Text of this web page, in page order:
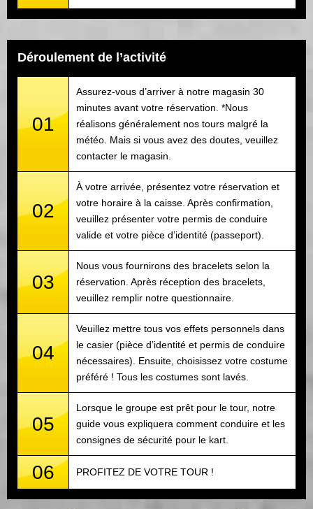
Déroulement de l’activité
01
Assurez-vous d’arriver à notre magasin 30
minutes avant votre réservation. *Nous
réalisons généralement nos tours malgré la
météo. Mais si vous avez des doutes, veuillez
contacter le magasin.
02
À votre arrivée, présentez votre réservation et
votre horaire à la caisse. Après confirmation,
veuillez présenter votre permis de conduire
valide et votre pièce d’identité (passeport).
03
Nous vous fournirons des bracelets selon la
réservation. Après réception des bracelets,
veuillez remplir notre questionnaire.
04
Veuillez mettre tous vos effets personnels dans
le casier (pièce d’identité et permis de conduire
nécessaires). Ensuite, choisissez votre costume
préféré ! Tous les costumes sont lavés.
05
Lorsque le groupe est prêt pour le tour, notre
guide vous expliquera comment conduire et les
consignes de sécurité pour le kart.
06 PROFITEZ DE VOTRE TOUR !